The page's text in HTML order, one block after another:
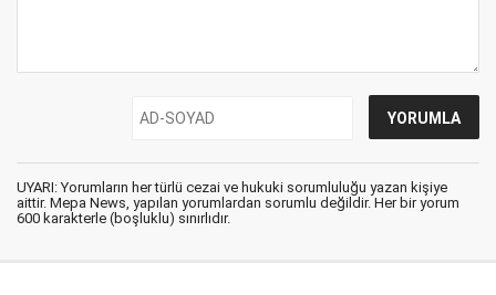
UYARI: Yorumların her türlü cezai ve hukuki sorumluluğu yazan kişiye
aittir. Mepa News, yapılan yorumlardan sorumlu değildir. Her bir yorum
600 karakterle (boşluklu) sınırlıdır.